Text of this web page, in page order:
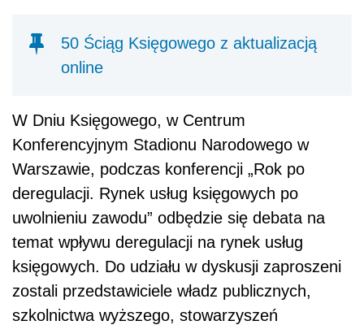
50 Ściąg Księgowego z aktualizacją
online
W Dniu Księgowego, w Centrum
Konferencyjnym Stadionu Narodowego w
Warszawie, podczas konferencji „Rok po
deregulacji. Rynek usług księgowych po
uwolnieniu zawodu” odbędzie się debata na
temat wpływu deregulacji na rynek usług
księgowych. Do udziału w dyskusji zaproszeni
zostali przedstawiciele władz publicznych,
szkolnictwa wyższego, stowarzyszeń